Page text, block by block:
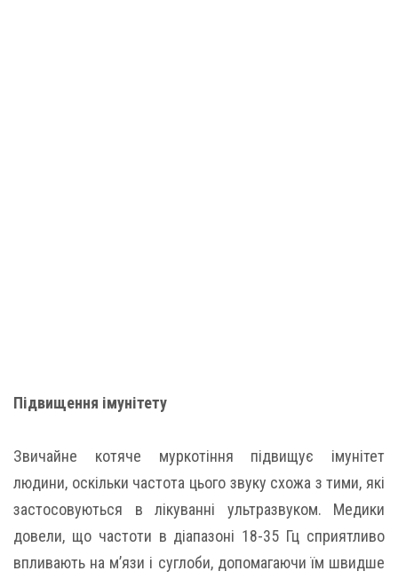
Підвищення імунітету
Звичайне котяче муркотіння підвищує імунітет
людини, оскільки частота цього звуку схожа з тими, які
застосовуються в лікуванні ультразвуком. Медики
довели, що частоти в діапазоні 18-35 Гц сприятливо
впливають на м’язи і суглоби, допомагаючи їм швидше